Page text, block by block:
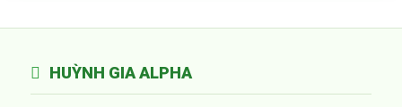
HUỲNH GIA ALPHA